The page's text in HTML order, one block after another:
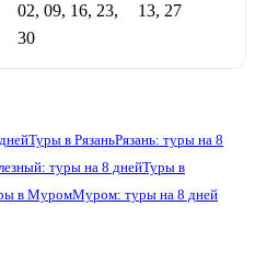
02, 09, 16, 23,
30
13, 27
Туры в РязаньРязань: туры на 8
туры на 8 днейТуры в
в МуромМуром: туры на 8 дней
8 дней